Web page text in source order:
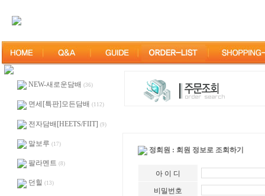
NEW-새로운담배 (36)
면세[특판]모든담배 (112)
전자담배[HEETS/FIIT] (9)
말보루 (17)
팔라멘트 (8)
던힐 (13)
정회원 : 회원 정보로 조회하기
아 이 디
비밀번호